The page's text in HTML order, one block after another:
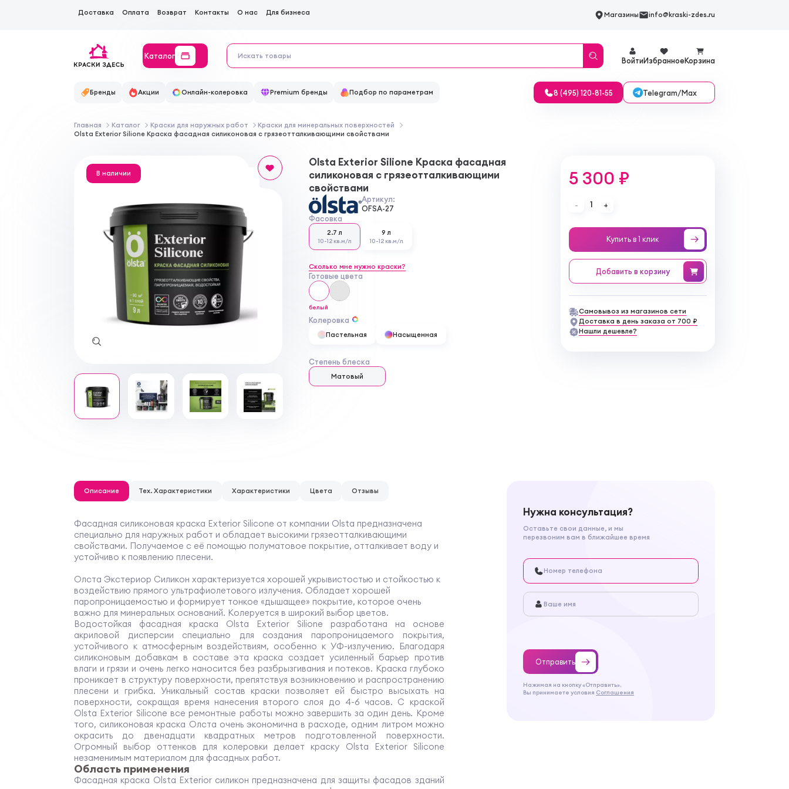
Доставка Оплата Возврат Контакты О нас Для бизнеса Магазины info@kraski-zdes.ru
Каталог
ВойтиИзбранноеКорзина
Бренды Акции Онлайн-колеровка Premium бренды Подбор по параметрам 8 (495) 120-81-55 Telegram/Max
Главная Каталог Краски для наружных работ
Краски для минеральных поверхностей
Olsta Exterior Silione Краска фасадная силиконовая с грязеотталкивающими свойствами
В наличии
Olsta Exterior Silione Краска фасадная
силиконовая с грязеотталкивающими
свойствами
Артикул:
OFSA-27
Фасовка
2.7 л
10-12 кв.м/л
9 л
10-12 кв.м/л
Сколько мне нужно краски?
Готовые цвета
белый
Колеровка
Пастельная Насыщенная
Степень блеска
Матовый
5 300 ₽
- 1 +
Купить в 1 клик
Добавить в корзину
Самовывоз из магазинов сети
Доставка в день заказа от 700 ₽
Нашли дешевле?
Описание Тех. Характеристики Характеристики Цвета Отзывы
Фасадная силиконовая краска Exterior Siliсone от компании Olsta предназначена
специально для наружных работ и обладает высокими грязеотталкивающими
свойствами. Получаемое с её помощью полуматовое покрытие, отталкивает воду и
устойчиво к появлению плесени.
Олста Экстериор Силикон характеризуется хорошей укрывистостью и стойкостью к
воздействию прямого ультрафиолетового излучения. Обладает хорошей
паропроницаемостью и формирует тонкое «дышащее» покрытие, которое очень
важно для минеральных оснований. Колеруется в широкий выбор цветов.
Водостойкая фасадная краска Olsta Exterior Silione разработана на основе
акриловой дисперсии специально для создания паропроницаемого покрытия,
устойчивого к атмосферным воздействиям, особенно к УФ-излучению. Благодаря
силиконовым добавкам в составе эта краска создает усиленный барьер против
влаги и грязи и очень легко наносится без разбрызгивания и потеков. Краска глубоко
проникает в структуру поверхности, препятствуя возникновению и распространению
плесени и грибка. Уникальный состав краски позволяет ей быстро высыхать на
поверхности, сокращая время нанесения второго слоя до 4-6 часов. С краской
Olsta Exterior Siliсone все ремонтные работы можно завершить за один день. Кроме
того, силиконовая краска Олста очень экономична в расходе, одним литром можно
окрасить до двенадцати квадратных метров подготовленной поверхности.
Огромный выбор оттенков для колеровки делает краску Olsta Exterior Siliсone
незаменимым материалом для фасадных работ.
Область применения
Фасадная краска Olsta Exterior силикон предназначена для защиты фасадов зданий
Нужна консультация?
Оставьте свои данные, и мы
перезвоним вам в ближайшее время
Отправить
Нажимая на кнопку «Отправить»,
Вы принимаете условия Соглашения